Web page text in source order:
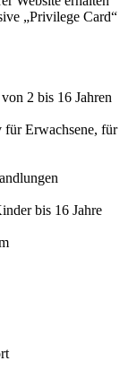
„Privilege Card“
2 bis 16 Jahren
für Erwachsene, für
bis 16 Jahre